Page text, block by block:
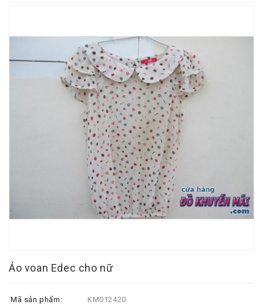
Áo voan Edec cho nữ
Mã sản phẩm:
KM012420